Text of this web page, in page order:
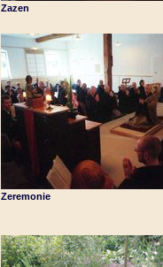
Zazen
Zeremonie